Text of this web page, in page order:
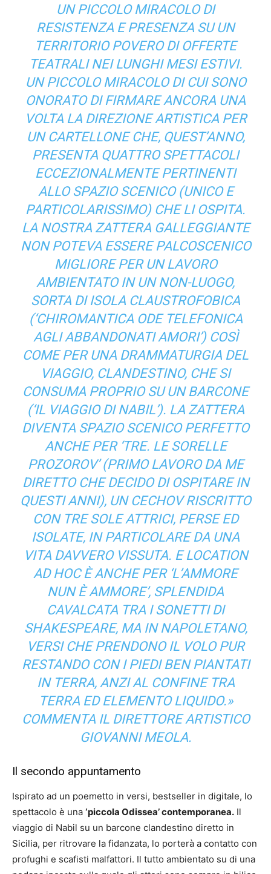
UN PICCOLO MIRACOLO DI
RESISTENZA E PRESENZA SU UN
TERRITORIO POVERO DI OFFERTE
TEATRALI NEI LUNGHI MESI ESTIVI.
UN PICCOLO MIRACOLO DI CUI SONO
ONORATO DI FIRMARE ANCORA UNA
VOLTA LA DIREZIONE ARTISTICA PER
UN CARTELLONE CHE, QUEST’ANNO,
PRESENTA QUATTRO SPETTACOLI
ECCEZIONALMENTE PERTINENTI
ALLO SPAZIO SCENICO (UNICO E
PARTICOLARISSIMO) CHE LI OSPITA.
LA NOSTRA ZATTERA GALLEGGIANTE
NON POTEVA ESSERE PALCOSCENICO
MIGLIORE PER UN LAVORO
AMBIENTATO IN UN NON-LUOGO,
SORTA DI ISOLA CLAUSTROFOBICA
(‘CHIROMANTICA ODE TELEFONICA
AGLI ABBANDONATI AMORI’) COSÌ
COME PER UNA DRAMMATURGIA DEL
VIAGGIO, CLANDESTINO, CHE SI
CONSUMA PROPRIO SU UN BARCONE
(‘IL VIAGGIO DI NABIL’). LA ZATTERA
DIVENTA SPAZIO SCENICO PERFETTO
ANCHE PER ‘TRE. LE SORELLE
PROZOROV’(PRIMO LAVORO DA ME
DIRETTO CHE DECIDO DI OSPITARE IN
QUESTI ANNI), UN CECHOV RISCRITTO
CON TRE SOLE ATTRICI, PERSE ED
ISOLATE, IN PARTICOLARE DA UNA
VITA DAVVERO VISSUTA. E LOCATION
AD HOCÈ ANCHE PER ‘L’AMMORE
NUN È AMMORE’, SPLENDIDA
CAVALCATA TRA I SONETTI DI
SHAKESPEARE, MA IN NAPOLETANO,
VERSI CHE PRENDONO IL VOLO PUR
RESTANDO CON I PIEDI BEN PIANTATI
IN TERRA, ANZI AL CONFINE TRA
TERRA ED ELEMENTO LIQUIDO.»
COMMENTA IL DIRETTORE ARTISTICO
GIOVANNI MEOLA.
Il secondo appuntamento
Ispirato ad un poemetto in versi, bestseller in digitale, lo
spettacolo è una ‘piccola Odissea’ contemporanea. Il
viaggio di Nabil su un barcone clandestino diretto in
Sicilia, per ritrovare la fidanzata, lo porterà a contatto con
profughi e scafisti malfattori. Il tutto ambientato su di una